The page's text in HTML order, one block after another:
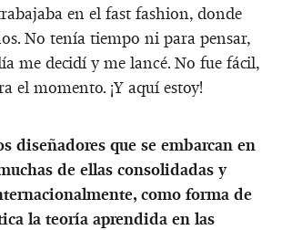
en el fast fashion, donde
No tenía tiempo ni para pensar,
me decidí y me lancé. No fue fácil,
el momento. ¡Y aquí estoy!
diseñadores que se embarcan en
de ellas consolidadas y
como forma de
la teoría aprendida en las